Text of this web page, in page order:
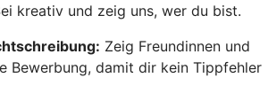
kreativ und zeig uns, wer du bist.
Zeig Freundinnen und
Bewerbung, damit dir kein Tippfehler